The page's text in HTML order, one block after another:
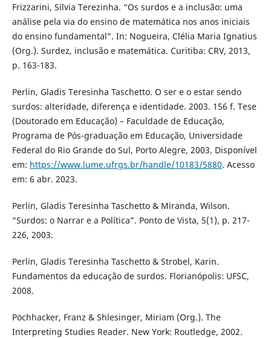
Frizzarini, Sílvia Terezinha. “Os surdos e a inclusão: uma
análise pela via do ensino de matemática nos anos iniciais
do ensino fundamental”. In: Nogueira, Clélia Maria Ignatius
(Org.). Surdez, inclusão e matemática. Curitiba: CRV, 2013,
p. 163-183.
Perlin, Gladis Teresinha Taschetto. O ser e o estar sendo
surdos: alteridade, diferença e identidade. 2003. 156 f. Tese
(Doutorado em Educação) – Faculdade de Educação,
Programa de Pós-graduação em Educação, Universidade
Federal do Rio Grande do Sul, Porto Alegre, 2003. Disponível
em: https://www.lume.ufrgs.br/handle/10183/5880. Acesso
em: 6 abr. 2023.
Perlin, Gladis Teresinha Taschetto & Miranda, Wilson.
“Surdos: o Narrar e a Política”. Ponto de Vista, 5(1), p. 217-
226, 2003.
Perlin, Gladis Teresinha Taschetto & Strobel, Karin.
Fundamentos da educação de surdos. Florianópolis: UFSC,
2008.
Pöchhacker, Franz & Shlesinger, Miriam (Org.). The
Interpreting Studies Reader. New York: Routledge, 2002.